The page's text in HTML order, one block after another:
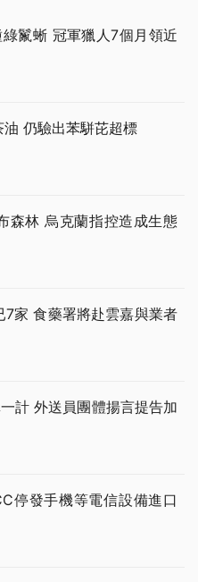
鬣蜥 冠軍獵人7個月領近
仍驗出苯駢芘超標
森林 烏克蘭指控造成生態
家 食藥署將赴雲嘉與業者
計 外送員團體揚言提告加
停發手機等電信設備進口